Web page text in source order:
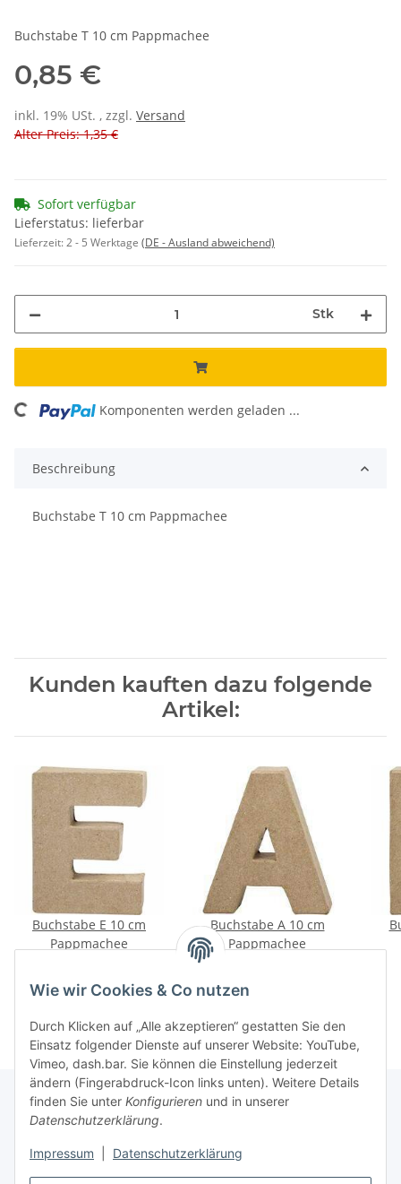
Wie wir Cookies & Co nutzen
Durch Klicken auf „Alle akzeptieren“ gestatten Sie den
Einsatz folgender Dienste auf unserer Website: YouTube,
Vimeo, dash.bar. Sie können die Einstellung jederzeit
ändern (Fingerabdruck-Icon links unten). Weitere Details
finden Sie unter Konfigurieren und in unserer
Datenschutzerklärung.
Impressum Datenschutzerklärung
Buchstabe T 10 cm Pappmachee
0,85 €
inkl. 19% USt. , zzgl. Versand
Alter Preis: 1,35 €
Sofort verfügbar
Lieferstatus: lieferbar
Lieferzeit:2 - 5 Werktage (DE - Ausland abweichend)
Stk
Komponenten werden geladen ...
Beschreibung
Buchstabe T 10 cm Pappmachee
Kunden kauften dazu folgende
Artikel:
Buchstabe E 10 cm
Pappmachee
Buchstabe A 10 cm
Pappmachee